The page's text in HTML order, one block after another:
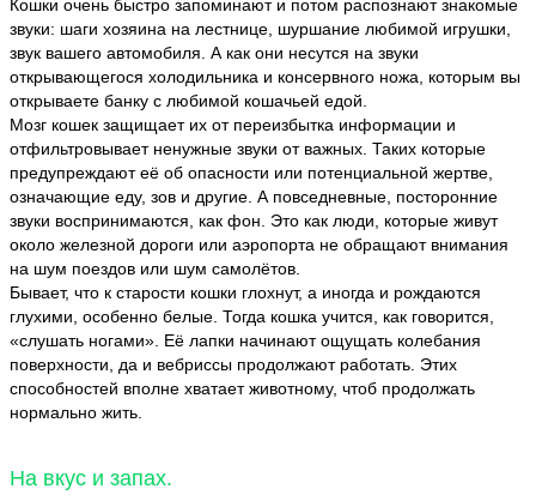
Кошки очень быстро запоминают и потом распознают знакомые
звуки: шаги хозяина на лестнице, шуршание любимой игрушки,
звук вашего автомобиля. А как они несутся на звуки
открывающегося холодильника и консервного ножа, которым вы
открываете банку с любимой кошачьей едой.
Мозг кошек защищает их от переизбытка информации и
отфильтровывает ненужные звуки от важных. Таких которые
предупреждают её об опасности или потенциальной жертве,
означающие еду, зов и другие. А повседневные, посторонние
звуки воспринимаются, как фон. Это как люди, которые живут
около железной дороги или аэропорта не обращают внимания
на шум поездов или шум самолётов.
Бывает, что к старости кошки глохнут, а иногда и рождаются
глухими, особенно белые. Тогда кошка учится, как говорится,
«слушать ногами». Её лапки начинают ощущать колебания
поверхности, да и вебриссы продолжают работать. Этих
способностей вполне хватает животному, чтоб продолжать
нормально жить.
На вкус и запах.